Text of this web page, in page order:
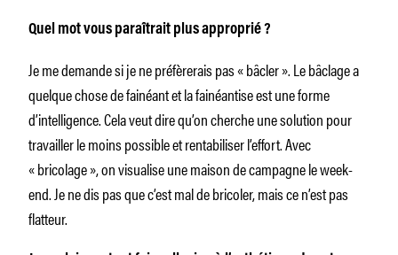
Quel mot vous paraîtrait plus approprié ?
Je me demande si je ne préfèrerais pas « bâcler ». Le bâclage a
quelque chose de fainéant et la fainéantise est une forme
d’intelligence. Cela veut dire qu’on cherche une solution pour
travailler le moins possible et rentabiliser l’effort. Avec
« bricolage », on visualise une maison de campagne le week-
end. Je ne dis pas que c’est mal de bricoler, mais ce n’est pas
flatteur.